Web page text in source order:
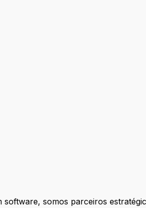
software, somos parceiros